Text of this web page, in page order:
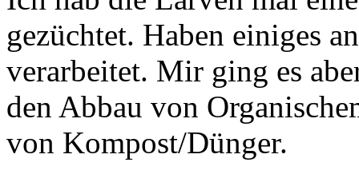
gezüchtet. Haben einiges
verarbeitet. Mir ging es
den Abbau von
von Kompost/Dünger.